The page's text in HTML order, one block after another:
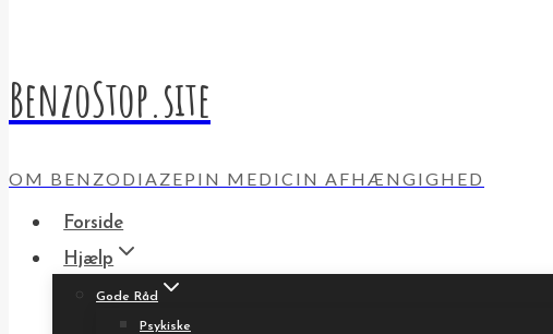
BenzoStop.site
OM BENZODIAZEPIN MEDICIN AFHÆNGIGHED
Forside
Hjælp
Gode Råd
Psykiske